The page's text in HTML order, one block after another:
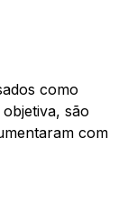
como
são
com